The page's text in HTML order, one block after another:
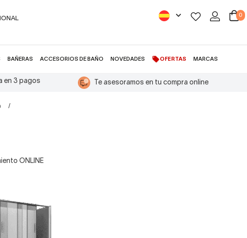
0
BAÑERAS ACCESORIOS DE BAÑO NOVEDADES OFERTAS MARCAS
en 3 pagos Te asesoramos en tu compra online
ONLINE